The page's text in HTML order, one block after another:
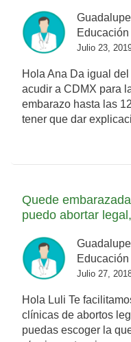
Educación
Julio 23,
Hola Ana Da igual
acudir a CDMX para
embarazo hasta las
tener que dar
Quede
puedo abortar
Educación
Julio 27,
Hola Luli Te
clínicas de abortos
puedas escoger la